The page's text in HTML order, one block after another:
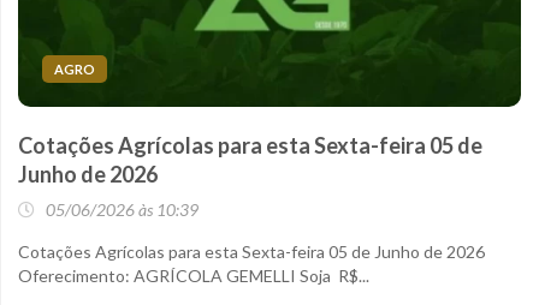
AGRO
Cotações Agrícolas para esta Sexta-feira 05 de
Junho de 2026
05/06/2026 às 10:39
Cotações Agrícolas para esta Sexta-feira 05 de Junho de 2026
Oferecimento: AGRÍCOLA GEMELLI Soja R$...